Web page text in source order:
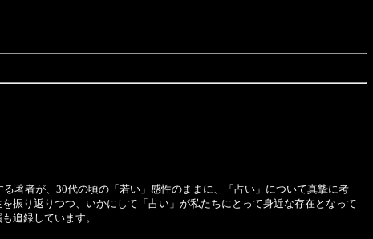
著者が、30代の頃の「若い」感性のままに、「占い」について真摯に考
振り返りつつ、いかにして「占い」が私たちにとって身近な存在となって
追録しています。